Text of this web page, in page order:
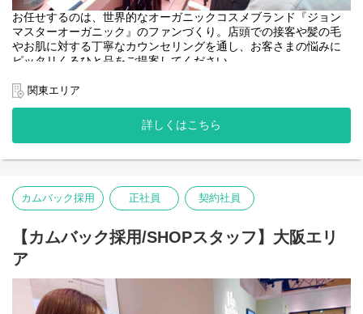
お任せするのは、世界的なオーガニックコスメブランド『ジョン
マスターオーガニック』のファンづくり。店頭での接客や髪の毛
やお肌に対する丁寧なカウンセリングを通し、お客さまの悩みに
ピッタリくるひと品をご提案してください。
＜取扱いブランド＞
[john masters organics]
発により生み出されたスキンケア&ヘアケアのブランドです。
農薬や化学肥料を使わずに栽培され、収穫されたオーガニックで
ナチュラルな原料を使用しています。必要な美容成分を含むハー
ャーで、 ホリスティックな美容効果を追求しています。
関東エリア
詳しくはこちら
カムバック採用 正社員 契約社員
【カムバック採用/SHOPスタッフ】大阪エリ
ア